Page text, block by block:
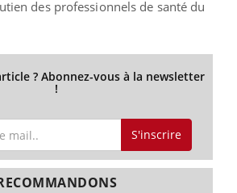
des professionnels de santé du
? Abonnez-vous à la newsletter
!
S'inscrire